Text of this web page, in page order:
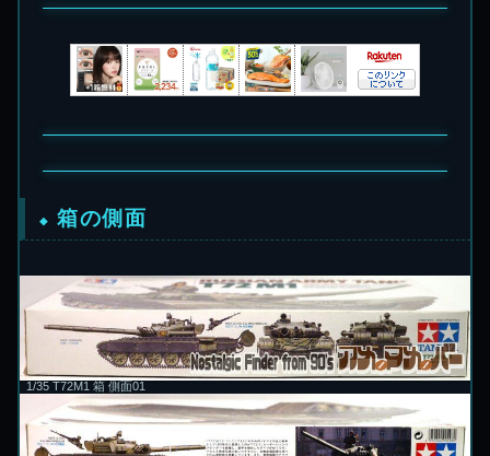
箱の側面
1/35 T72M1 箱 側面01